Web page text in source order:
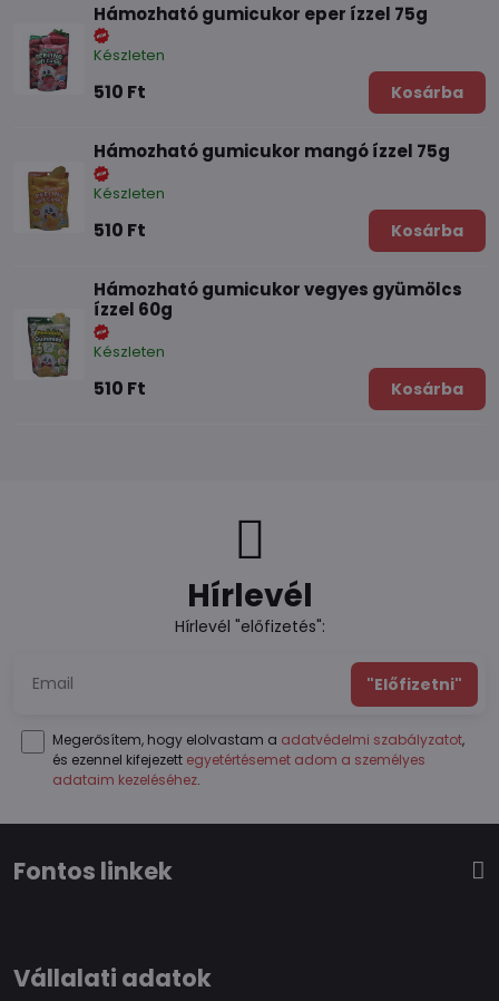
Hámozható gumicukor eper ízzel 75g
Készleten
510 Ft Kosárba
Hámozható gumicukor mangó ízzel 75g
Készleten
510 Ft Kosárba
Hámozható gumicukor vegyes gyümölcs
ízzel 60g
Készleten
510 Ft Kosárba
Hírlevél
Hírlevél "előfizetés":
"Előfizetni"
Megerősítem, hogy elolvastam a adatvédelmi szabályzatot,
és ezennel kifejezett egyetértésemet adom a személyes
adataim kezeléséhez.
Fontos linkek
Vállalati adatok